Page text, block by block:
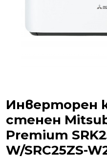
Инверторен
стенен
Premium
W/SRC25ZS-